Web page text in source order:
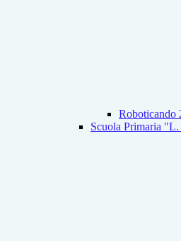
Roboticando
Scuola Primaria